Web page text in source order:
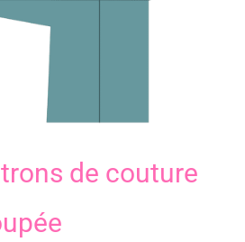
de couture